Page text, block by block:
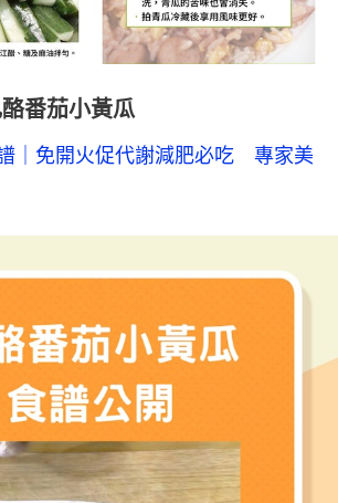
番茄小黃瓜
｜免開火促代謝減肥必吃　專家美